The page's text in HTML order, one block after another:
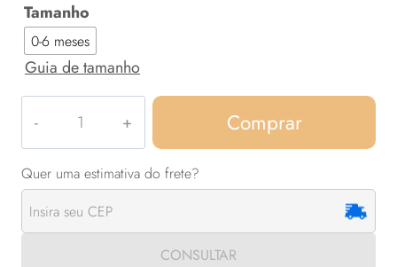
Tamanho
0-6 meses
Guia de tamanho
coloridos
Comprar
CONSULTAR